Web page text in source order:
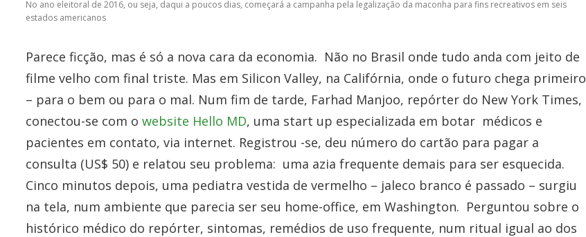
No ano eleitoral de 2016, ou seja, daqui a poucos dias, começará a campanha pela legalização da maconha para fins recreativos em seis
estados americanos
Parece ficção, mas é só a nova cara da economia. Não no Brasil onde tudo anda com jeito de
filme velho com final triste. Mas em Silicon Valley, na Califórnia, onde o futuro chega primeiro
– para o bem ou para o mal. Num fim de tarde, Farhad Manjoo, repórter do New York Times,
conectou-se com o website Hello MD, uma start up especializada em botar médicos e
pacientes em contato, via internet. Registrou -se, deu número do cartão para pagar a
consulta (US$ 50) e relatou seu problema: uma azia frequente demais para ser esquecida.
Cinco minutos depois, uma pediatra vestida de vermelho – jaleco branco é passado – surgiu
na tela, num ambiente que parecia ser seu home-office, em Washington. Perguntou sobre o
histórico médico do repórter, sintomas, remédios de uso frequente, num ritual igual ao dos